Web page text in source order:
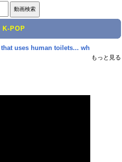
K-POP
that uses human toilets... wh
もっと見る